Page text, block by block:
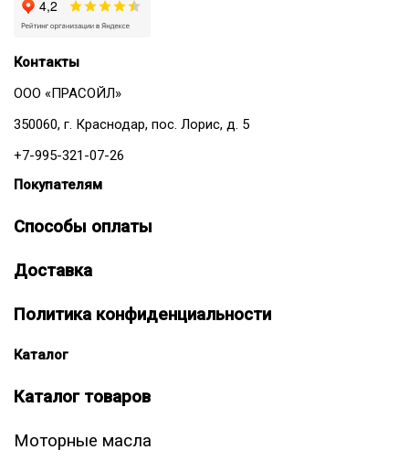
Контакты
ООО «ПРАСОЙЛ»
350060, г. Краснодар, пос. Лорис, д. 5
+7-995-321-07-26
Покупателям
Способы оплаты
Доставка
Политика конфиденциальности
Каталог
Каталог товаров
Моторные масла